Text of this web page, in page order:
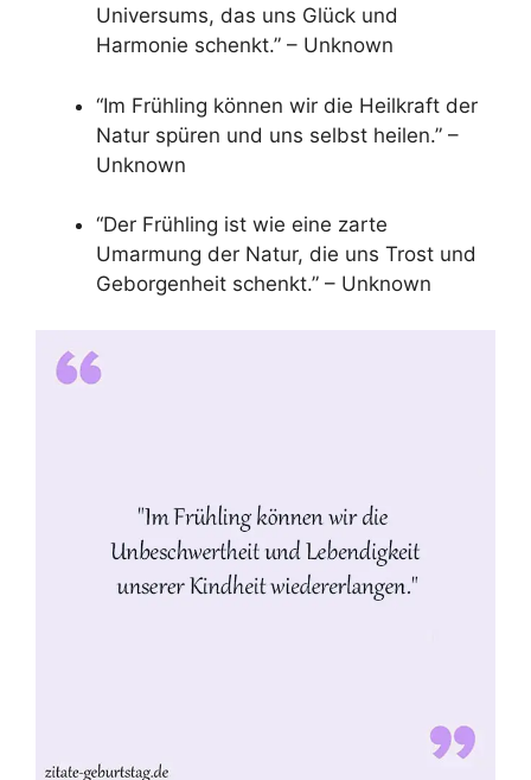
Universums, das uns Glück und
Harmonie schenkt.” – Unknown
“Im Frühling können wir die Heilkraft der
Natur spüren und uns selbst heilen.” –
Unknown
“Der Frühling ist wie eine zarte
Umarmung der Natur, die uns Trost und
Geborgenheit schenkt.” – Unknown